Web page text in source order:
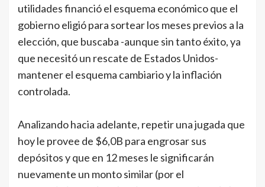
utilidades financió el esquema económico que el
gobierno eligió para sortear los meses previos a la
elección, que buscaba -aunque sin tanto éxito, ya
que necesitó un rescate de Estados Unidos-
mantener el esquema cambiario y la inflación
controlada.
Analizando hacia adelante, repetir una jugada que
hoy le provee de $6,0B para engrosar sus
depósitos y que en 12 meses le significarán
nuevamente un monto similar (por el